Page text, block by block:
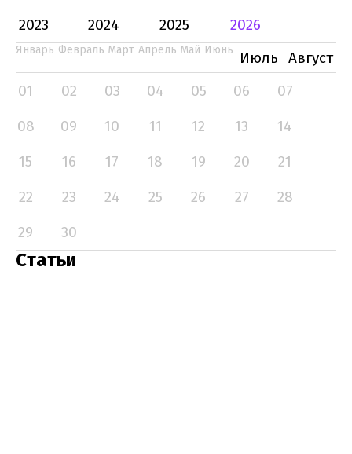
2023
2024 2025 2026
Январь Февраль Март Апрель Май Июнь Июль
Август
01
02 03 04 05 06
07
08
09 10 11 12 13
14
15
16 17 18 19 20
21
22
23 24 25 26 27
28
29
30
Статьи